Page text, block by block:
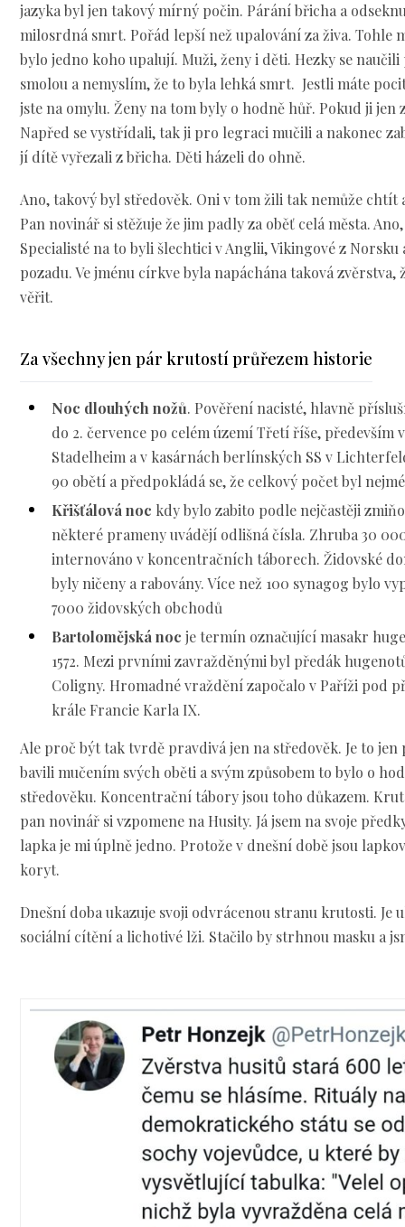
jazyka byl jen takový mírný počin. Párání břicha a
milosrdná smrt. Pořád lepší než upalování za živa. Tohle
bylo jedno koho upalují. Muži, ženy i děti. Hezky se
smolou a nemyslím, že to byla lehká smrt. Jestli máte
jste na omylu. Ženy na tom byly o hodně hůř. Pokud ji
Napřed se vystřídali, tak ji pro legraci mučili a nakonec
jí dítě vyřezali z břicha. Děti házeli do ohně.
Ano, takový byl středověk. Oni v tom žili tak nemůže chtít
Pan novinář si stěžuje že jim padly za oběť celá města.
Specialisté na to byli šlechtici v Anglii, Vikingové z Norsku
pozadu. Ve jménu církve byla napáchána taková zvěrstva,
věřit.
Za všechny jen pár krutostí průřezem historie
Noc dlouhých nožů. Pověření nacisté, hlavně
do 2. července po celém území Třetí říše, především
Stadelheim a v kasárnách berlínských SS v
90 obětí a předpokládá se, že celkový počet byl
Křišťálová noc kdy bylo zabito podle nejčastěji
některé prameny uvádějí odlišná čísla. Zhruba 30
internováno v koncentračních táborech. Židovské
byly ničeny a rabovány. Více než 100 synagog bylo
7000 židovských obchodů
Bartolomějská noc je termín označující masakr
1572. Mezi prvními zavražděnými byl předák
Coligny. Hromadné vraždění započalo v Paříži pod
krále Francie Karla IX.
Ale proč být tak tvrdě pravdivá jen na středověk. Je to jen
bavili mučením svých oběti a svým způsobem to bylo o
středověku. Koncentrační tábory jsou toho důkazem.
pan novinář si vzpomene na Husity. Já jsem na svoje
lapka je mi úplně jedno. Protože v dnešní době jsou
koryt.
Dnešní doba ukazuje svoji odvrácenou stranu krutosti. Je
sociální cítění a lichotivé lži. Stačilo by strhnou masku a